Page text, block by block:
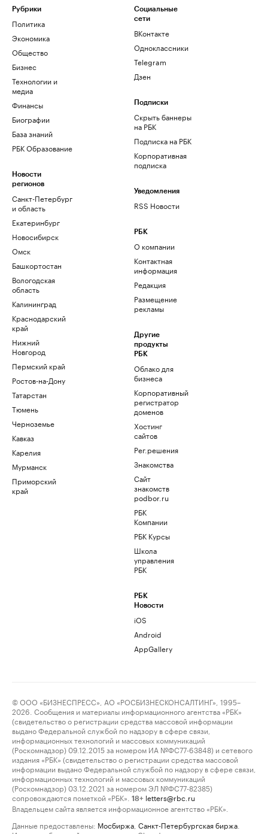
Рубрики
Политика
Экономика
Общество
Бизнес
Технологии и
медиа
Финансы
Биографии
База знаний
РБК Образование
Новости
регионов
Санкт-Петербург
и область
Екатеринбург
Новосибирск
Омск
Башкортостан
Вологодская
область
Калининград
Краснодарский
край
Нижний
Новгород
Пермский край
Ростов-на-Дону
Татарстан
Тюмень
Черноземье
Кавказ
Карелия
Мурманск
Приморский
край
Социальные
сети
ВКонтакте
Одноклассники
Telegram
Дзен
Подписки
Скрыть баннеры
на РБК
Подписка на РБК
Корпоративная
подписка
Уведомления
RSS Новости
РБК
О компании
Контактная
информация
Редакция
Размещение
рекламы
Другие
продукты
РБК
Облако для
бизнеса
Корпоративный
регистратор
доменов
Хостинг
сайтов
Рег.решения
Знакомства
Сайт
знакомств
podbor.ru
РБК
Компании
РБК Курсы
Школа
управления
РБК
РБК
Новости
iOS
Android
AppGallery
© ООО «БИЗНЕСПРЕСС», АО «РОСБИЗНЕСКОНСАЛТИНГ», 1995–
2026. Сообщения и материалы информационного агентства «РБК»
(свидетельство о регистрации средства массовой информации
выдано Федеральной службой по надзору в сфере связи,
информационных технологий и массовых коммуникаций
(Роскомнадзор) 09.12.2015 за номером ИА №ФС77-63848) и сетевого
издания «РБК» (свидетельство о регистрации средства массовой
информации выдано Федеральной службой по надзору в сфере связи,
информационных технологий и массовых коммуникаций
(Роскомнадзор) 03.12.2021 за номером ЭЛ №ФС77-82385)
сопровождаются пометкой «РБК».
18+ letters@rbc.ru
Владельцем сайта является информационное агентство «РБК».
Данные предоставлены: Мосбиржа Санкт-Петербургская биржа